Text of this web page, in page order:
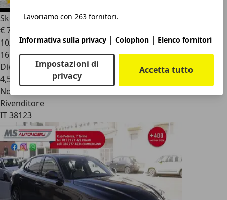
Lavoriamo con 263 fornitori.
Informativa sulla privacy | Colophon | Elenco fornitori
Impostazioni di
privacy
Accetta tutto
Skoda YetiOutdoor 2.0 TDI SCR Design Edition
€ 7.750
10/2015
161.000 km
Diesel
4,5 l/100 km (comb.)
Novità
Rivenditore
IT 38123